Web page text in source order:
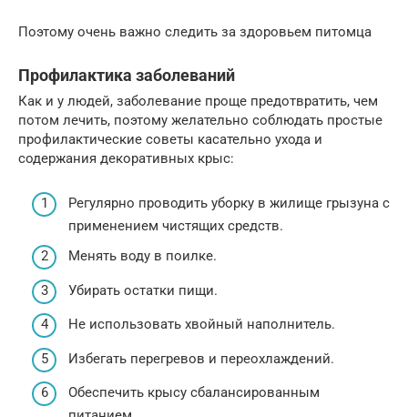
Поэтому очень важно следить за здоровьем питомца
Профилактика заболеваний
Как и у людей, заболевание проще предотвратить, чем
потом лечить, поэтому желательно соблюдать простые
профилактические советы касательно ухода и
содержания декоративных крыс:
Регулярно проводить уборку в жилище грызуна с
применением чистящих средств.
Менять воду в поилке.
Убирать остатки пищи.
Не использовать хвойный наполнитель.
Избегать перегревов и переохлаждений.
Обеспечить крысу сбалансированным